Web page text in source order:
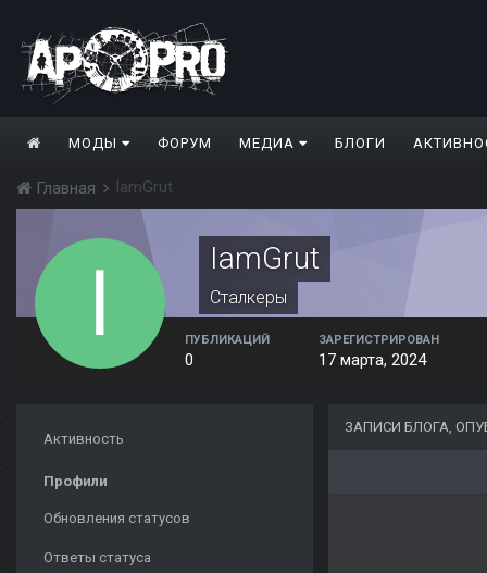
МОДЫ ФОРУМ МЕДИА БЛОГИ
Главная IamGrut
IamGrut
Сталкеры
ПУБЛИКАЦИЙ
0
ЗАРЕГИСТРИРОВАН
17 марта, 2024
Активность
Профили
Обновления статусов
Ответы статуса
ЗАПИСИ БЛОГА,